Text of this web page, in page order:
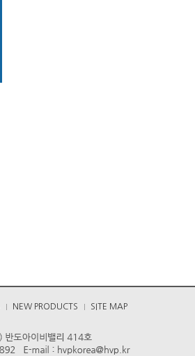
NEW PRODUCTS SITE MAP